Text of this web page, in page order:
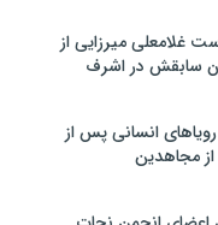
غلامعلی میرزایی از
سابقش در اشرف
انسانی پس از
مجاهدین